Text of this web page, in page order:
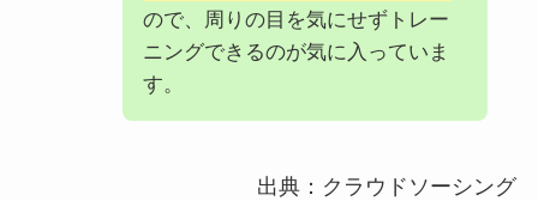
ので、周りの目を気にせずトレー
ニングできるのが気に入っていま
す。
出典：クラウドソーシング